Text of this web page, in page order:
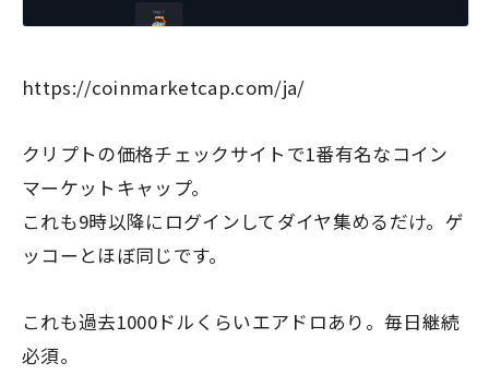
https://coinmarketcap.com/ja/
クリプトの価格チェックサイトで1番有名なコイン
マーケットキャップ。
これも9時以降にログインしてダイヤ集めるだけ。ゲ
ッコーとほぼ同じです。
これも過去1000ドルくらいエアドロあり。毎日継続
必須。